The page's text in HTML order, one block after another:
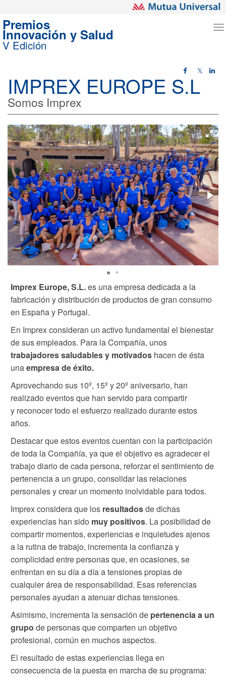
Premios
Innovación y Salud
V Edición
𝕏
IMPREX EUROPE S.L
Somos Imprex
Imprex Europe, S.L.es una empresa dedicada a la
fabricación y distribución de productos de gran consumo
en España y Portugal.
En Imprex consideran un activo fundamental el bienestar
de sus empleados. Para la Compañía, unos
trabajadores saludables y motivados hacen de ésta
unaempresa de éxito.
Aprovechando sus 10º, 15º y 20º aniversario, han
realizado eventos que han servido para compartir
y reconocer todo el esfuerzo realizado durante estos
años.
Destacar que estos eventos cuentan con la participación
de toda la Compañía, ya que el objetivo es agradecer el
trabajo diario de cada persona, reforzar el sentimiento de
pertenencia a un grupo, consolidar las relaciones
personales y crear un momento inolvidable para todos.
Imprex considera que los resultadosde dichas
experiencias han sido muy positivos. La posibilidad de
compartir momentos, experiencias e inquietudes ajenos
a la rutina de trabajo, incrementa la confianza y
complicidad entre personas que, en ocasiones, se
enfrentan en su día a día a tensiones propias de
cualquier área de responsabilidad. Esas referencias
personales ayudan a atenuar dichas tensiones.
Asimismo, incrementa la sensación de pertenencia a un
grupo de personas que comparten un objetivo
profesional, común en muchos aspectos.
El resultado de estas experiencias llega en
consecuencia de la puesta en marcha de su programa: